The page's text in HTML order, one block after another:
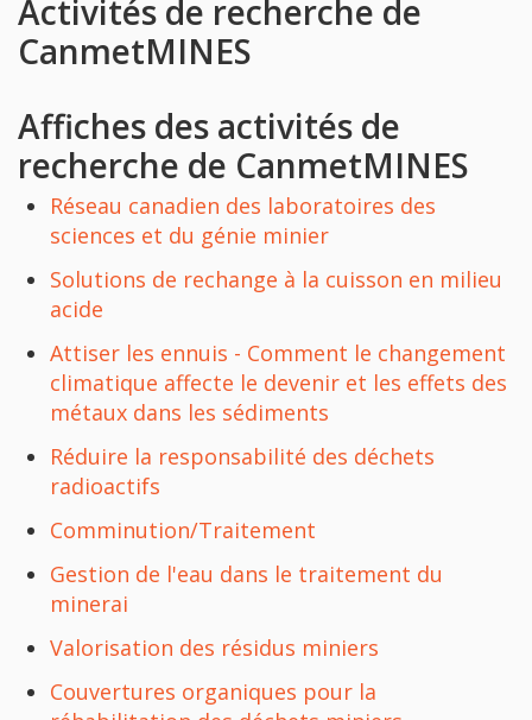
Activités de recherche de
CanmetMINES
Affiches des activités de
recherche de CanmetMINES
Réseau canadien des laboratoires des
sciences et du génie minier
Solutions de rechange à la cuisson en milieu
acide
Attiser les ennuis - Comment le changement
climatique affecte le devenir et les effets des
métaux dans les sédiments
Réduire la responsabilité des déchets
radioactifs
Comminution/Traitement
Gestion de l'eau dans le traitement du
minerai
Valorisation des résidus miniers
Couvertures organiques pour la